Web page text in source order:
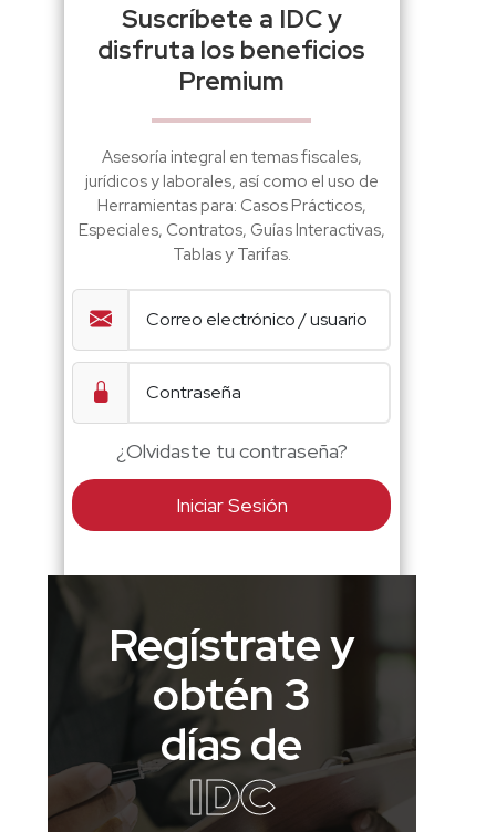
Suscríbete a IDC y
disfruta los beneficios
Premium
Asesoría integral en temas fiscales,
jurídicos y laborales, así como el uso de
Herramientas para: Casos Prácticos,
Especiales, Contratos, Guías Interactivas,
Tablas y Tarifas.
¿Olvidaste tu contraseña?
Iniciar Sesión
Regístrate y
obtén 3
días de
IDC